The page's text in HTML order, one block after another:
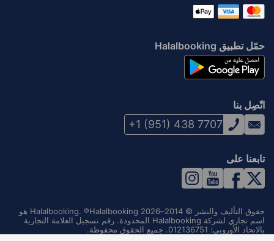
حمّل تطبيق Halalbooking
اتّصِل بنا
+1 (951) 438 7707
تابعنا على
حقوق التأليف والنشر © 2014–2026 Halalbooking. ®Halalbooking هو
اسم تجاري لشركة Halalbooking المحدودة. رقم تسجيل العلامة التجارية
بالاتحاد الأوروبي: 012136751. جميع الحقوق محفوظة.